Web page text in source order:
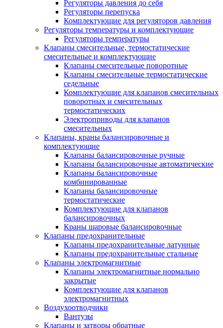
Регуляторы давления до себя
Регуляторы перепуска
Комплектующие для регуляторов давления
Регуляторы температуры и комплектующие
Регуляторы температуры
Клапаны смесительные, термостатические
смесительные и комплектующие
Клапаны смесительные поворотные
Клапаны смесительные термостатические
седельные
Комплектующие для клапанов смесительных
поворотных и смесительных
термостатических
Электроприводы для клапанов
смесительных
Клапаны, краны балансировочные и
комплектующие
Клапаны балансировочные ручные
Клапаны балансировочные автоматические
Клапаны балансировочные
комбинированные
Клапаны балансировочные
термостатические
Комплектующие для клапанов
балансировочных
Краны шаровые балансировочные
Клапаны предохранительные
Клапаны предохранительные латунные
Клапаны предохранительные стальные
Клапаны электромагнитные
Клапаны электромагнитные нормально
закрытые
Комплектующие для клапанов
электромагнитных
Воздухоотводчики
Вантузы
Клапаны и затворы обратные